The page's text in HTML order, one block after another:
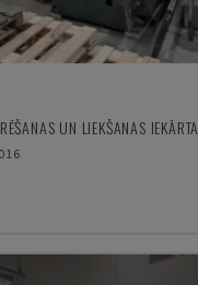
UN LIEKŠANAS IEKĀRTA